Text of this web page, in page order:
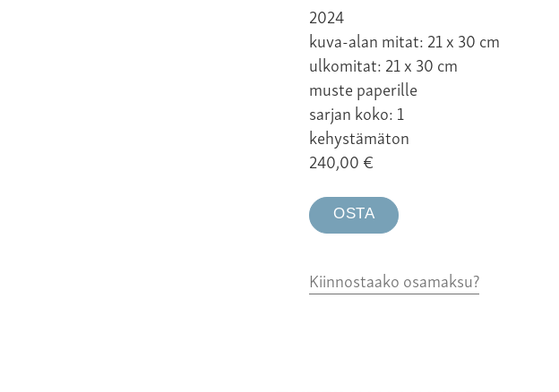
2024
kuva-alan mitat: 21 x 30 cm
ulkomitat: 21 x 30 cm
muste paperille
sarjan koko: 1
kehystämäton
240,00€
OSTA
Kiinnostaako osamaksu?